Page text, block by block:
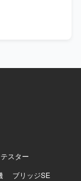
インフラエ
高めること
、
（無
Ready Node
ドルウェア
中心とした
つけて主体
トワーク基盤
きます。
トコルの知
発環
ットワーク環
テスター
ブリッジSE